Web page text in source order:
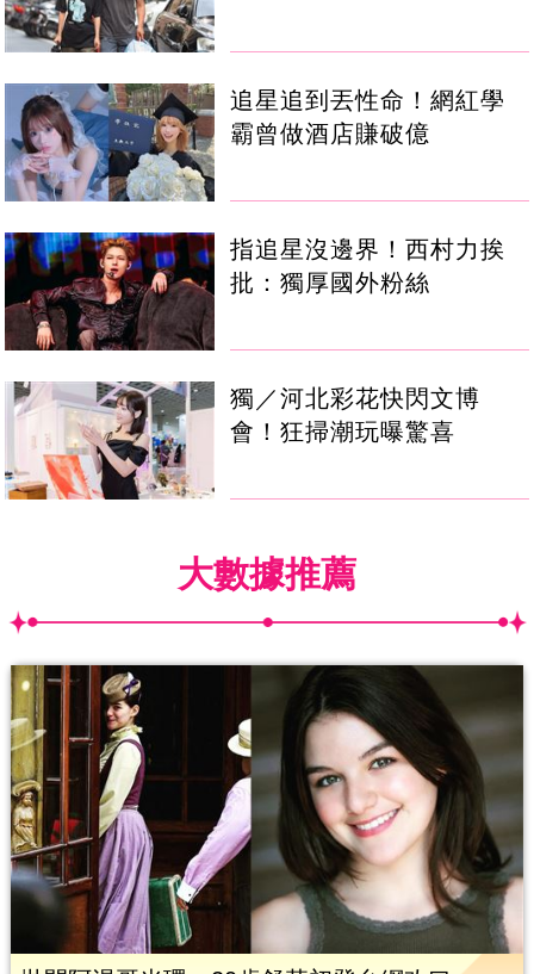
追星追到丟性命！網紅學
霸曾做酒店賺破億
指追星沒邊界！西村力挨
批：獨厚國外粉絲
獨／河北彩花快閃文博
會！狂掃潮玩曝驚喜
大數據推薦